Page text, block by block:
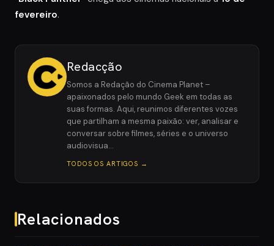
fevereiro.
Redacção
Somos a Redação do Cinema Planet –
apaixonados pelo mundo Geek em todas as
suas formas. Aqui, reunimos diferentes vozes
que partilham a mesma paixão: ver, analisar e
conversar sobre filmes, séries e o universo
audiovisua…
TODOS OS ARTIGOS →
Relacionados